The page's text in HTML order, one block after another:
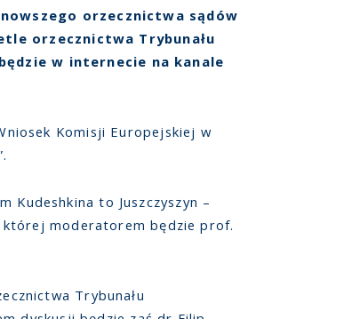
orzecznictwa sądów
orzecznictwa Trybunału
w internecie na kanale
Komisji Europejskiej w
Kudeshkina to Juszczyszyn –
której moderatorem będzie prof.
Trybunału